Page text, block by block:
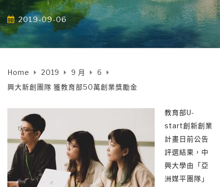
2019-09-06
Home 2019 9 月
6
興大新創團隊 獲教育部50萬創業獎勵金
教育部U-
start創新創業
計畫日前公告
評選結果，中
興大學由「亞
洲媒平團隊」